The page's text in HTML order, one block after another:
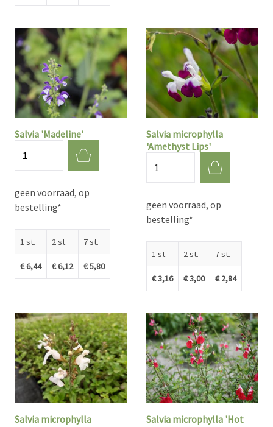
Salvia 'Madeline'
geen voorraad, op
bestelling*
1 st.
€ 6,44
2 st.
€ 6,12
7 st.
€ 5,80
Salvia microphylla
'Amethyst Lips'
geen voorraad, op
bestelling*
1 st.
€ 3,16
2 st.
€ 3,00
7 st.
€ 2,84
Salvia microphylla
Salvia microphylla 'Hot